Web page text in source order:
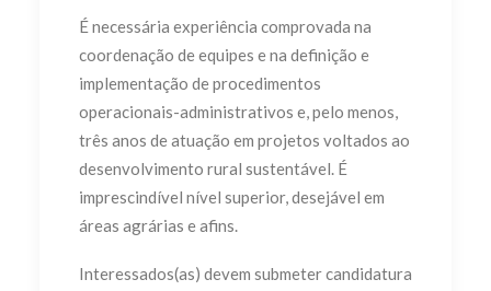
É necessária experiência comprovada na
coordenação de equipes e na definição e
implementação de procedimentos
operacionais-administrativos e, pelo menos,
três anos de atuação em projetos voltados ao
desenvolvimento rural sustentável. É
imprescindível nível superior, desejável em
áreas agrárias e afins.
Interessados(as) devem submeter candidatura